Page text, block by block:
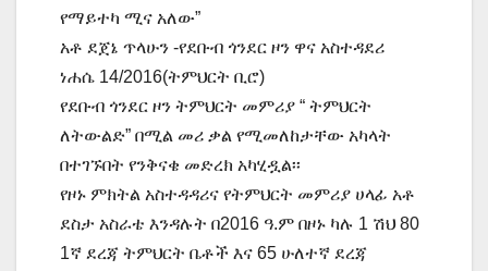
የማይተካ ሚና አለው”
አቶ ደጀኔ ጥላሁን -የደቡብ ጎንደር ዞን ዋና አስተዳደሪ
ነሐሴ 14/2016(ትምህርት ቢሮ)
የደቡብ ጎንደር ዞን ትምህርት መምሪያ “ ትምህርት
ለትውልድ” በሚል መሪ ቃል የሚመለከታቸው አካላት
በተገኙበት የንቅናቄ መድረክ አካሂዷል፡፡
የዞኑ ምክትል አስተዳዳሪና የትምህርት መምሪያ ሀላፊ አቶ
ደስታ አስራቴ እንዳሉት በ2016 ዓ.ም በዞኑ ካሉ 1 ሽህ 80
1ኛ ደረጃ ትምህርት ቤቶች እና 65 ሁለተኛ ደረጃ